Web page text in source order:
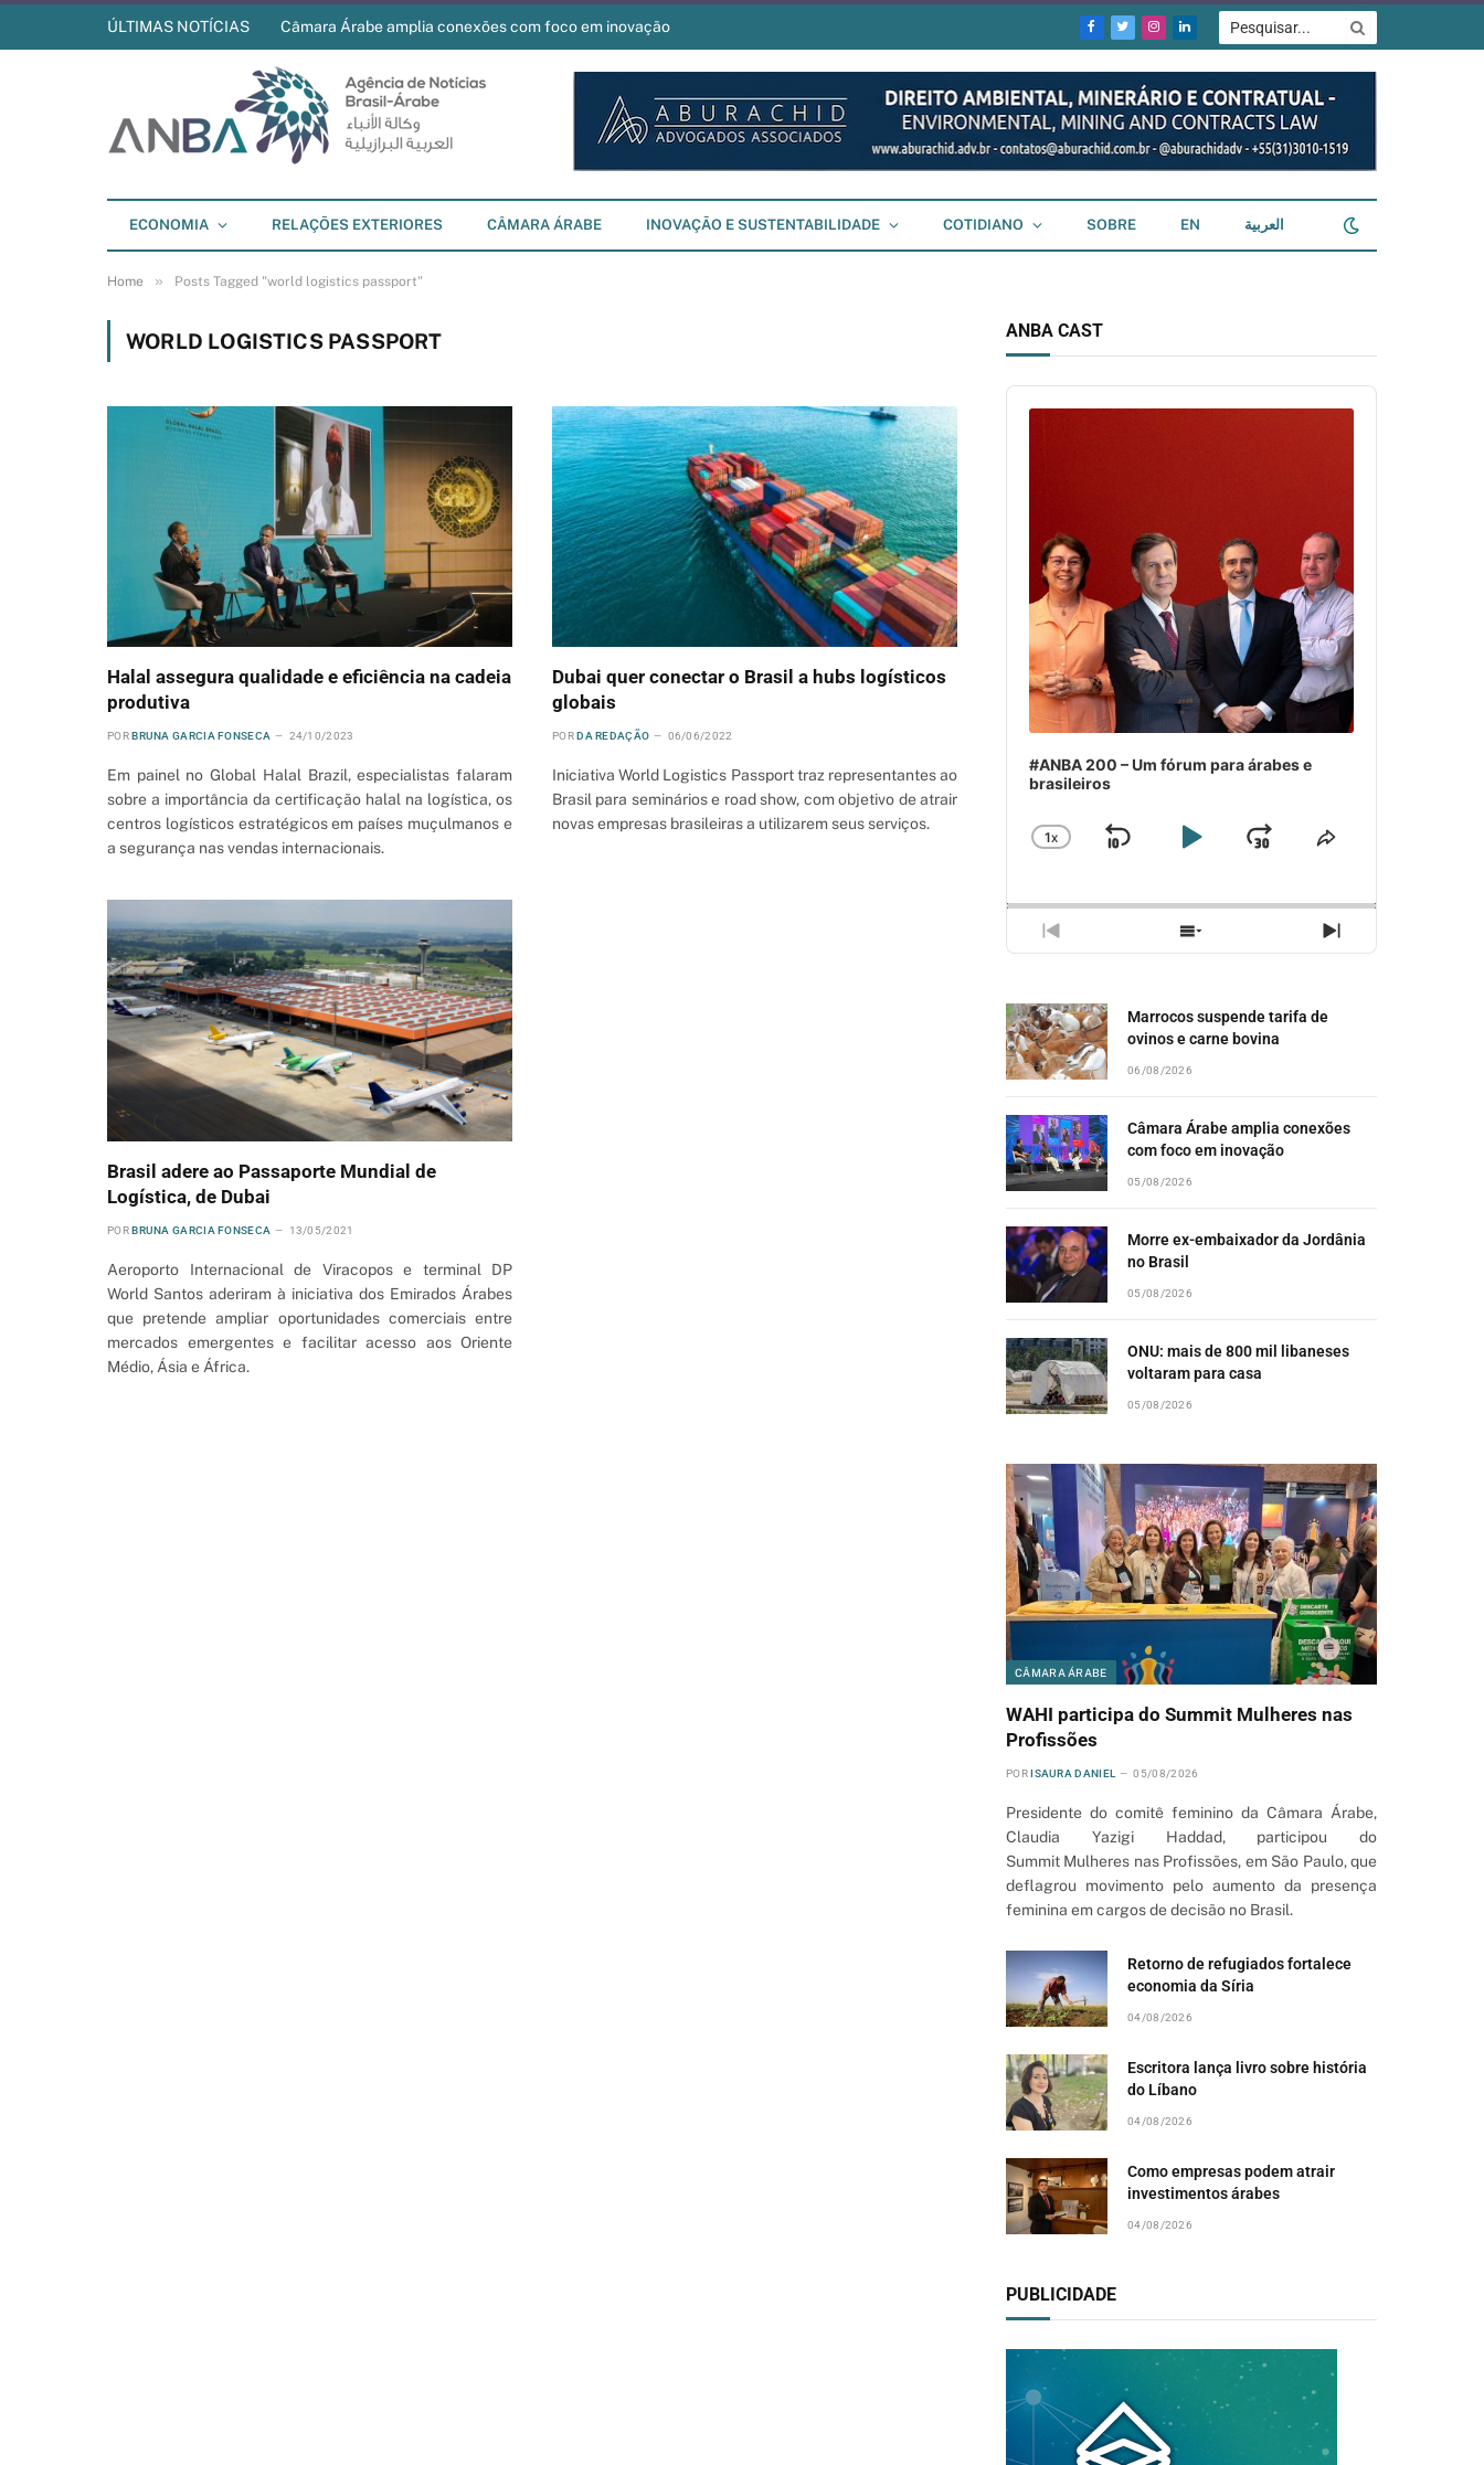
ÚLTIMAS NOTÍCIAS Câmara Árabe amplia conexões com foco em inovação
Facebook
TwitterInstagram
LinkedIn
ECONOMIA RELAÇÕES EXTERIORES CÂMARA ÁRABE INOVAÇÃO E SUSTENTABILIDADE COTIDIANO SOBRE EN العربية
Home » Posts Tagged "world logistics passport"
WORLD LOGISTICS PASSPORT
Halal assegura qualidade e eficiência na cadeia
produtiva
POR BRUNA GARCIA FONSECA 24/10/2023
Em painel no Global Halal Brazil, especialistas falaram
sobre a importância da certificação halal na logística, os
centros logísticos estratégicos em países muçulmanos e
a segurança nas vendas internacionais.
Dubai quer conectar o Brasil a hubs logísticos
globais
POR DA REDAÇÃO 06/06/2022
Iniciativa World Logistics Passport traz representantes ao
Brasil para seminários e road show, com objetivo de atrair
novas empresas brasileiras a utilizarem seus serviços.
Brasil adere ao Passaporte Mundial de
Logística, de Dubai
POR BRUNA GARCIA FONSECA 13/05/2021
Aeroporto Internacional de Viracopos e terminal DP
World Santos aderiram à iniciativa dos Emirados Árabes
que pretende ampliar oportunidades comerciais entre
mercados emergentes e facilitar acesso aos Oriente
Médio, Ásia e África.
ANBA CAST
Audio
Player
#ANBA 200 – Um fórum para árabes e
brasileiros
CHANGE
1X
SKIPPLAYJUMP
PREVIOUS
EPISODE
SHOW
EPISODES
NEXT
EPISODE
Marrocos suspende tarifa de
ovinos e carne bovina
06/08/2026
Câmara Árabe amplia conexões
com foco em inovação
05/08/2026
Morre ex-embaixador da Jordânia
no Brasil
05/08/2026
ONU: mais de 800 mil libaneses
voltaram para casa
05/08/2026
CÂMARA ÁRABE
WAHI participa do Summit Mulheres nas
Profissões
POR ISAURA DANIEL 05/08/2026
Presidente do comitê feminino da Câmara Árabe,
Claudia Yazigi Haddad, participou do
Summit Mulheres nas Profissões, em São Paulo, que
deflagrou movimento pelo aumento da presença
feminina em cargos de decisão no Brasil.
Retorno de refugiados fortalece
economia da Síria
04/08/2026
Escritora lança livro sobre história
do Líbano
04/08/2026
Como empresas podem atrair
investimentos árabes
04/08/2026
PUBLICIDADE